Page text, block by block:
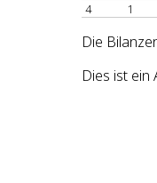
4
1
Die
Dies ist ein